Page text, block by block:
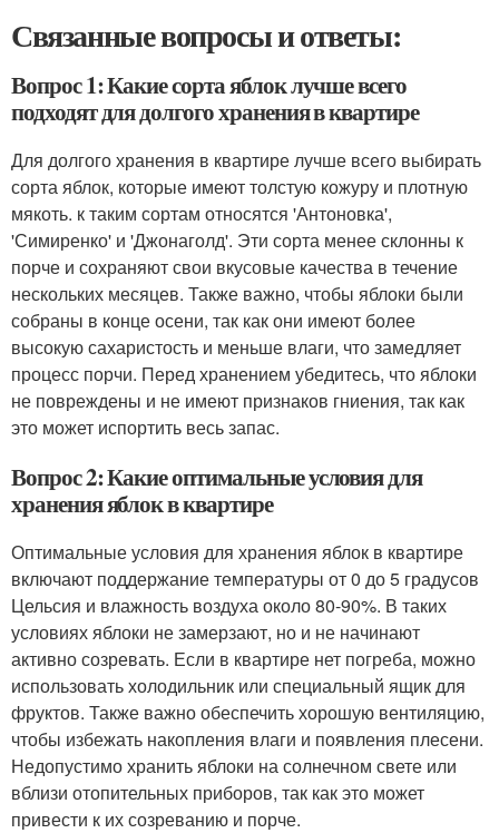
Связанные вопросы и ответы:
Вопрос 1: Какие сорта яблок лучше всего
подходят для долгого хранения в квартире
Для долгого хранения в квартире лучше всего выбирать
сорта яблок, которые имеют толстую кожуру и плотную
мякоть. к таким сортам относятся 'Антоновка',
'Симиренко' и 'Джонаголд'. Эти сорта менее склонны к
порче и сохраняют свои вкусовые качества в течение
нескольких месяцев. Также важно, чтобы яблоки были
собраны в конце осени, так как они имеют более
высокую сахаристость и меньше влаги, что замедляет
процесс порчи. Перед хранением убедитесь, что яблоки
не повреждены и не имеют признаков гниения, так как
это может испортить весь запас.
Вопрос 2: Какие оптимальные условия для
хранения яблок в квартире
Оптимальные условия для хранения яблок в квартире
включают поддержание температуры от 0 до 5 градусов
Цельсия и влажность воздуха около 80-90%. В таких
условиях яблоки не замерзают, но и не начинают
активно созревать. Если в квартире нет погреба, можно
использовать холодильник или специальный ящик для
фруктов. Также важно обеспечить хорошую вентиляцию,
чтобы избежать накопления влаги и появления плесени.
Недопустимо хранить яблоки на солнечном свете или
вблизи отопительных приборов, так как это может
привести к их созреванию и порче.